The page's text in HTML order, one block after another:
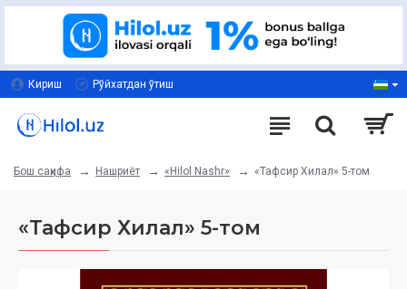
Кириш Рўйхатдан ўтиш
Бош саҳифа Нашриёт «Hilol Nashr» «Тафсир Хилал» 5-том
«Тафсир Хилал» 5-том